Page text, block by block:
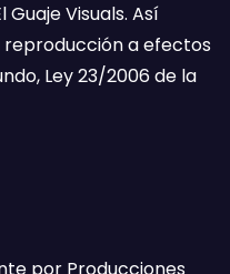
Guaje Visuals. Así
a efectos
Ley 23/2006 de la